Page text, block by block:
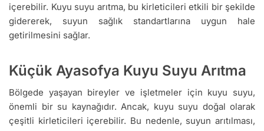
içerebilir. Kuyu suyu arıtma, bu kirleticileri etkili bir şekilde
gidererek, suyun sağlık standartlarına uygun hale
getirilmesini sağlar.
Küçük Ayasofya Kuyu Suyu Arıtma
Bölgede yaşayan bireyler ve işletmeler için kuyu suyu,
önemli bir su kaynağıdır. Ancak, kuyu suyu doğal olarak
çeşitli kirleticileri içerebilir. Bu nedenle, suyun arıtılması,